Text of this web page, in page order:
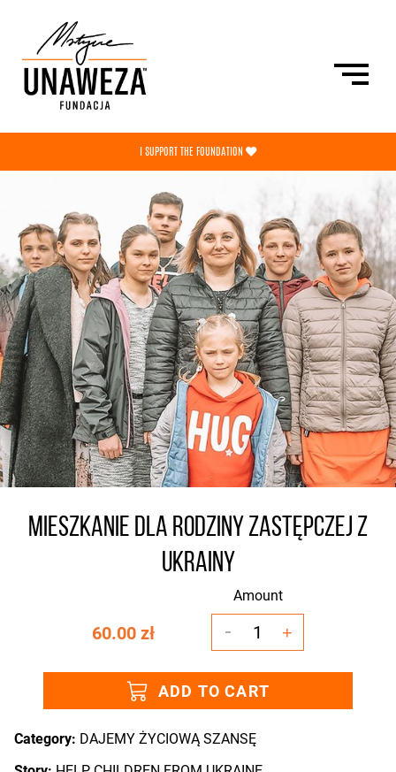
THE FOUNDATION NEWS SHOP
I SUPPORT THE FOUNDATION
MIESZKANIE DLA RODZINY ZASTĘPCZEJ Z
UKRAINY
60.00 zł
Amount
- 1 +
ADD TO CART
Category: DAJEMY ŻYCIOWĄ SZANSĘ